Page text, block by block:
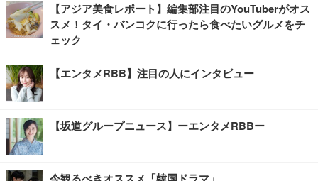
【アジア美食レポート】編集部注目のYouTuberがオス
スメ！タイ・バンコクに行ったら食べたいグルメをチ
ェック
【エンタメRBB】注目の人にインタビュー
【坂道グループニュース】ーエンタメRBBー